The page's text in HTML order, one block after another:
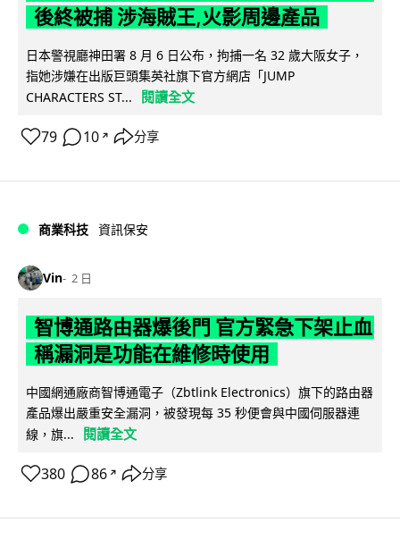
後終被捕 涉海賊王,火影周邊產品
日本警視廳神田署 8 月 6 日公布，拘捕一名 32 歲大阪女子，
指她涉嫌在出版巨頭集英社旗下官方網店「JUMP
CHARACTERS ST...
閱讀全文
79 10 ↗ 分享
商業科技 資訊保安
Vin 2 日
智博通路由器爆後門 官方緊急下架止血
稱漏洞是功能在維修時使用
中國網通廠商智博通電子（Zbtlink Electronics）旗下的路由器
產品爆出嚴重安全漏洞，被發現每 35 秒便會與中國伺服器連
線，旗...
閱讀全文
380 86 ↗ 分享